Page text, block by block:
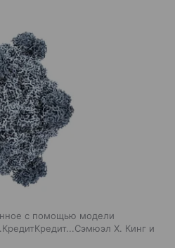
с помощью модели
Х. Кинг и